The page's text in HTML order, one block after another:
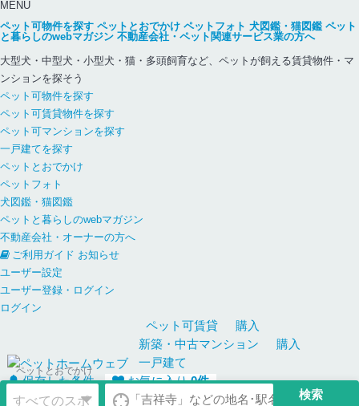
MENU
ペット可物件を探す ペットとおでかけ ペットフォト 犬図鑑・猫図鑑 ペット
と暮らしのwebマガジン 不動産会社・ペット関連サービス業の方へ
大型犬・中型犬・小型犬・猫・多頭飼育など、ペットが飼える賃貸物件・マ
ンションを探そう
ペット可物件を探す
ペット可賃貸物件を探す
ペット可マンションを探す
一戸建てを探す
ペットとおでかけ
ペットフォト
犬図鑑・猫図鑑
ペットと暮らしのwebマガジン
不動産会社・オーナーの方へ
ご利用ガイド お知らせ
ユーザー設定
ユーザー登録・ログイン
ログイン
ペット可賃貸
購入
新築・中古マンション
購入
一戸建て
保存した条件
お気に入り0件
ペットとおでかけ